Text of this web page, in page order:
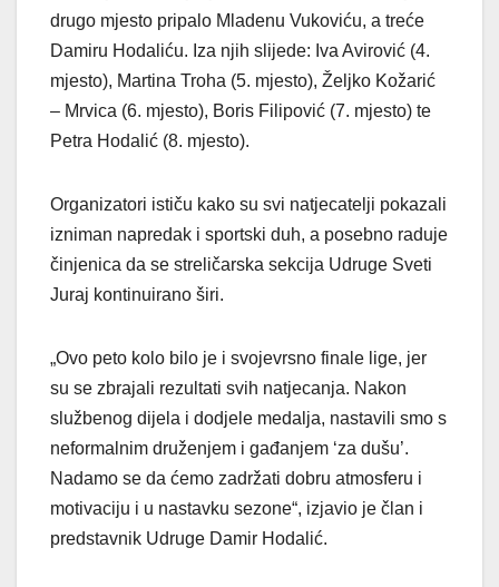
drugo mjesto pripalo Mladenu Vukoviću, a treće
Damiru Hodaliću. Iza njih slijede: Iva Avirović (4.
mjesto), Martina Troha (5. mjesto), Željko Kožarić
– Mrvica (6. mjesto), Boris Filipović (7. mjesto) te
Petra Hodalić (8. mjesto).
Organizatori ističu kako su svi natjecatelji pokazali
izniman napredak i sportski duh, a posebno raduje
činjenica da se streličarska sekcija Udruge Sveti
Juraj kontinuirano širi.
„Ovo peto kolo bilo je i svojevrsno finale lige, jer
su se zbrajali rezultati svih natjecanja. Nakon
službenog dijela i dodjele medalja, nastavili smo s
neformalnim druženjem i gađanjem ‘za dušu’.
Nadamo se da ćemo zadržati dobru atmosferu i
motivaciju i u nastavku sezone“, izjavio je član i
predstavnik Udruge Damir Hodalić.